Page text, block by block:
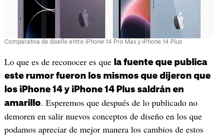
Comparativa de diseño entre iPhone 14 Pro Max y iPhone 14 Plus
Lo que es de reconocer es que la fuente que publica
este rumor fueron los mismos que dijeron que
los iPhone 14 y iPhone 14 Plus saldrán en
amarillo. Esperemos que después de lo publicado no
demoren en salir nuevos conceptos de diseño en los que
podamos apreciar de mejor manera los cambios de estos